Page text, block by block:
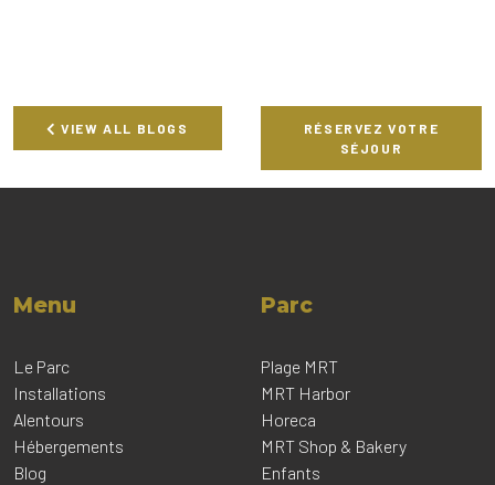
VIEW ALL BLOGS
RÉSERVEZ VOTRE
SÉJOUR
Menu
Le Parc
Installations
Alentours
Hébergements
Blog
Parc
Plage MRT
MRT Harbor
Horeca
MRT Shop & Bakery
Enfants